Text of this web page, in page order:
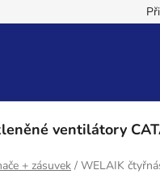
Podmínky ochrany
ventilátory
+ zásuvek / WELAIK